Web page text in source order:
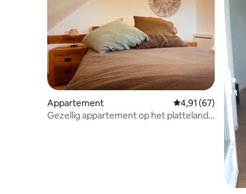
Appartement Gemiddelde
4,91 (67)
Gezellig appartement op het platteland